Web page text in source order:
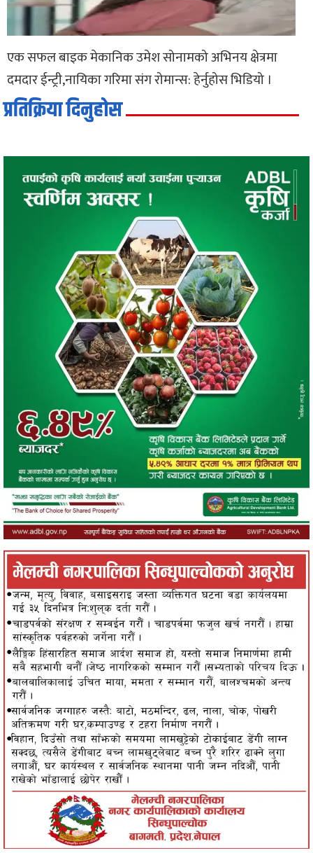
एक सफल बाइक मेकानिक उमेश सोनामको अभिनय क्षेत्रमा
दमदार ईन्ट्री,नायिका गरिमा संग रोमान्स: हेर्नुहोस भिडियो ।
प्रतिक्रिया दिनुहोस